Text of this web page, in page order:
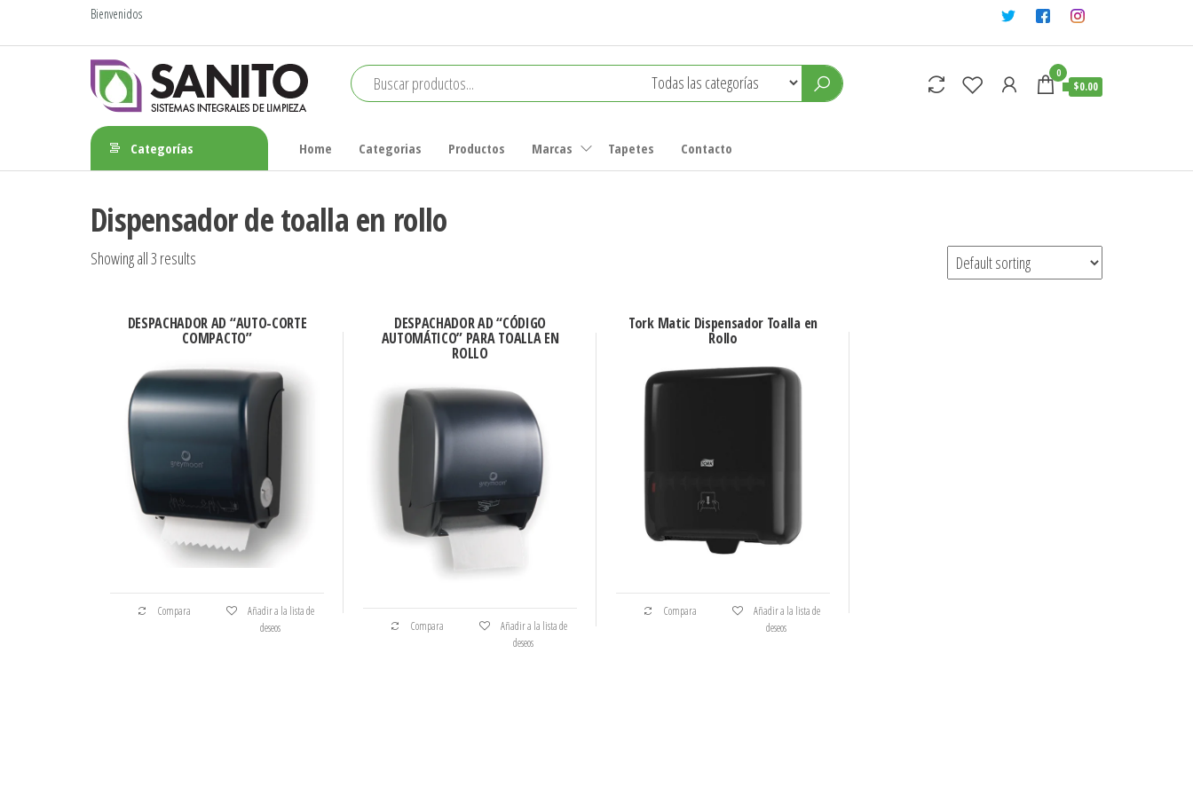
Bienvenidos
sanito
0
$0.00
Categorías Home Categorias Productos Marcas Tapetes Contacto
Dispensador de toalla en rollo
Showing all 3 results
DESPACHADOR AD “AUTO-CORTE
COMPACTO”
Compara
Añadir a la lista de
deseos
DESPACHADOR AD “CÓDIGO
AUTOMÁTICO” PARA TOALLA EN
ROLLO
Compara
Añadir a la lista de
deseos
Tork Matic Dispensador Toalla en
Rollo
Compara
Añadir a la lista de
deseos